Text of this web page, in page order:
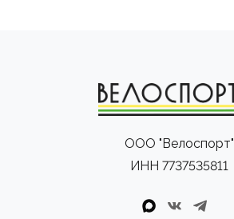
ООО "Велоспорт"
ИНН 7737535811